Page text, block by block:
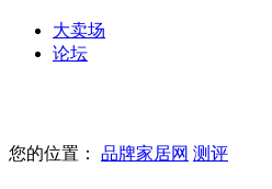
大卖场
论坛
您的位置： 品牌家居网 测评